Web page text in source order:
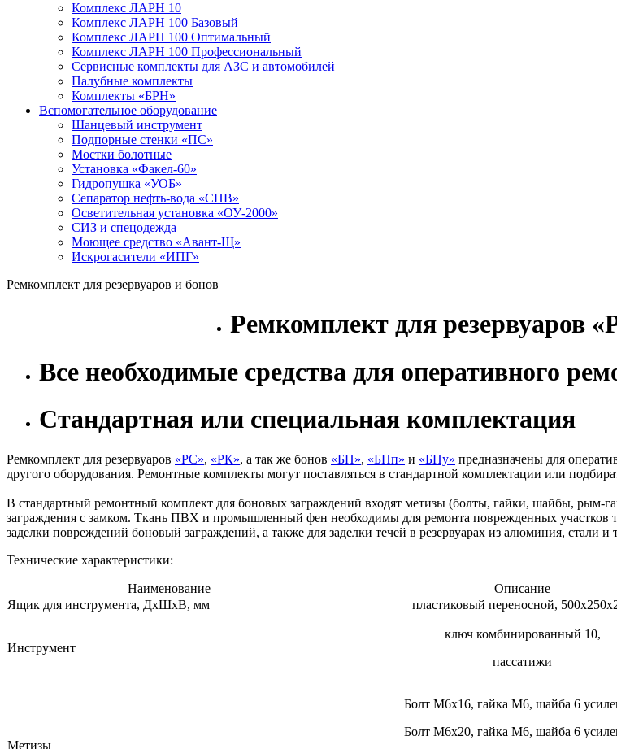
Комплекс ЛАРН 10
Комплекс ЛАРН 100 Базовый
Комплекс ЛАРН 100 Оптимальный
Комплекс ЛАРН 100 Профессиональный
Сервисные комплекты для АЗС и автомобилей
Палубные комплекты
Комплекты «БРН»
Вспомогательное оборудование
Шанцевый инструмент
Подпорные стенки «ПС»
Мостки болотные
Установка «Факел-60»
Гидропушка «УОБ»
Сепаратор нефть-вода «СНВ»
Осветительная установка «ОУ-2000»
СИЗ и спецодежда
Моющее средство «Авант-Щ»
Искрогасители «ИПГ»
Ремкомплект для резервуаров и бонов
Ремкомплект для резервуаров
Все необходимые средства для оперативного
Стандартная или специальная комплектация
Ремкомплект для резервуаров «РС», «РК», а так же бонов «БН», «БНп» и «БНу» предназначены для
другого оборудования. Ремонтные комплекты могут поставляться в стандартной комплектации или
В стандартный ремонтный комплект для боновых заграждений входят метизы (болты, гайки, шайбы, рым-
заграждения с замком. Ткань ПВХ и промышленный фен необходимы для ремонта поврежденных участков
заделки повреждений боновый заграждений, а также для заделки течей в резервуарах из алюминия, стали и
Технические характеристики:
Наименование Описание
Ящик для инструмента, ДхШхВ, мм
пластиковый переносной,
Инструмент
ключ комбинированный 10,
пассатижи
Метизы
Болт М6х16, гайка М6, шайба 6
Болт М6х20, гайка М6, шайба 6